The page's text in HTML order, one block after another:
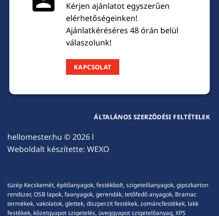
Kérjen ajánlatot egyszerűen
elérhetőségeinken!
Ajánlatkéréséres 48 órán belül
válaszolunk!
KAPCSOLAT
hellomester.hu © 2026 l
Weboldalt készítette: WEXO
ÁLTALÁNOS SZERZŐDÉSI FELTÉTELEK
tüzép Kecskemét, építőanyagok, festékbolt, szigetelőanyagok, gipszkarton
rendszer, OSB lapok, faanyagok, gerendák, tetőfedő anyagok, Bramac
termékek, vakolatok, glettek, diszperzit festékek, zománcfestékek, lakk
festékek, kőzetgyapot szigetelés, üveggyapot szigetelőanyag, XPS